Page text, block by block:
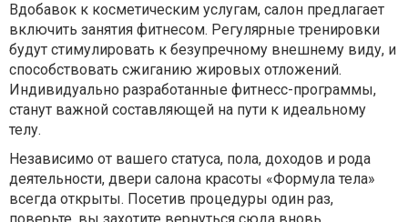
Вдобавок к косметическим услугам, салон предлагает
включить занятия фитнесом. Регулярные тренировки
будут стимулировать к безупречному внешнему виду, и
способствовать сжиганию жировых отложений.
Индивидуально разработанные фитнесс-программы,
станут важной составляющей на пути к идеальному
телу.
Независимо от вашего статуса, пола, доходов и рода
деятельности, двери салона красоты «Формула тела»
всегда открыты. Посетив процедуры один раз,